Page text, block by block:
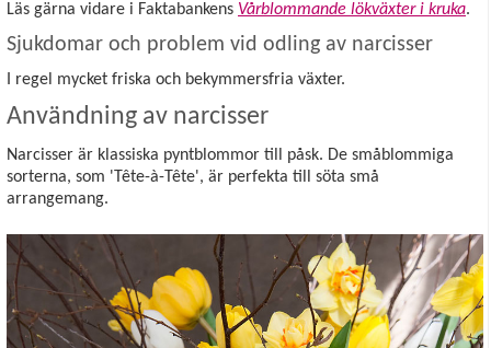
Läs gärna vidare i Faktabankens Vårblommande lökväxter i kruka.
Sjukdomar och problem vid odling av narcisser
I regel mycket friska och bekymmersfria växter.
Användning av narcisser
Narcisser är klassiska pyntblommor till påsk. De småblommiga
sorterna, som 'Tête-à-Tête', är perfekta till söta små
arrangemang.